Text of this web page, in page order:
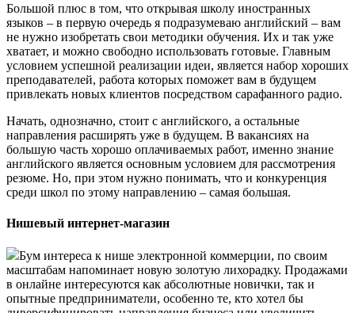
Большой плюс в том, что открывая школу иностранных
языков – в первую очередь я подразумеваю английский – вам
не нужно изобретать свои методики обучения. Их и так уже
хватает, и можно свободно использовать готовые. Главным
условием успешной реализации идеи, является набор хороших
преподавателей, работа которых поможет вам в будущем
привлекать новых клиентов посредством сарафанного радио.
Начать, однозначно, стоит с английского, а остальные
направления расширять уже в будущем. В вакансиях на
большую часть хорошо оплачиваемых работ, именно знание
английского является основным условием для рассмотрения
резюме. Но, при этом нужно понимать, что и конкуренция
среди школ по этому направлению – самая большая.
Нишевый интернет-магазин
Бум интереса к нише электронной коммерции, по своим
масштабам напоминает новую золотую лихорадку. Продажами
в онлайне интересуются как абсолютные новички, так и
опытные предприниматели, особенно те, кто хотел бы